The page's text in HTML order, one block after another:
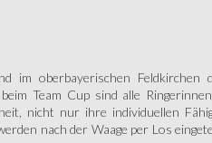
im oberbayerischen
beim Team Cup sind alle
nicht nur ihre individuellen
nach der Waage per Los